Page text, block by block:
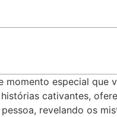
momento especial
cativantes,
‍revelando os